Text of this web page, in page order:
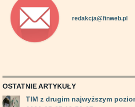
redakcja@finweb.pl
OSTATNIE ARTYKUŁY
TIM z drugim najwyższym